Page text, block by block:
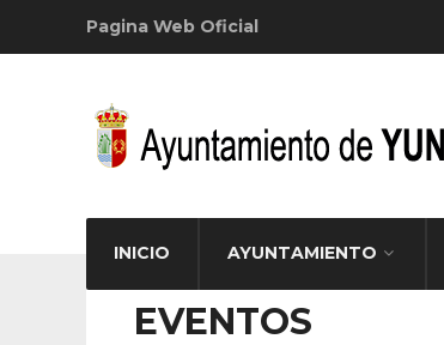
Pagina Web Oficial
INICIO AYUNTAMIENTO
EVENTOS